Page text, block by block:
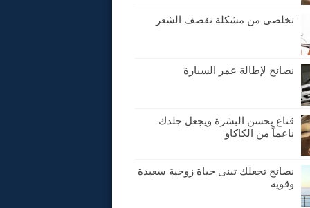
تخلصى من مشكلة تقصف الشعر
نصائح لإطالة عمر السيارة
قناع يحسن البشرة ويجعل جلدك
ناعماً من الكاكاو
نصائج تجعلك تبنى حياة زوجية سعيدة
وقوية